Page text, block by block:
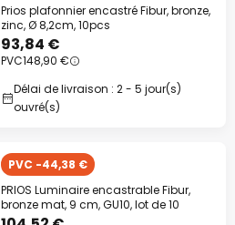
Prios plafonnier encastré Fibur, bronze,
zinc, Ø 8,2cm, 10pcs
93,84 €
PVC148,90 €
Délai de livraison : 2 - 5 jour(s)
ouvré(s)
PVC -44,38 €
PRIOS Luminaire encastrable Fibur,
bronze mat, 9 cm, GU10, lot de 10